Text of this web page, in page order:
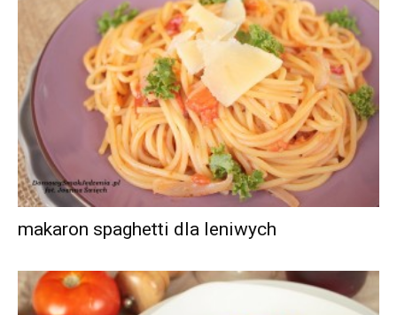
makaron spaghetti dla leniwych